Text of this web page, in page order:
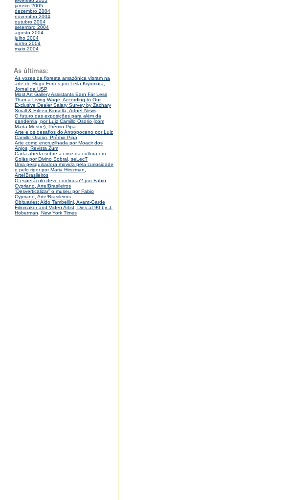
janeiro 2005
dezembro 2004
novembro 2004
outubro 2004
setembro 2004
agosto 2004
julho 2004
junho 2004
maio 2004
As últimas:
As vozes da floresta amazônica vibram na
arte de Hugo Fortes por Leila Kiyomura,
Jornal da USP
Most Art Gallery Assistants Earn Far Less
Than a Living Wage, According to Our
Exclusive Dealer Salary Survey by Zachary
Small & Eileen Kinsella, Artnet News
O futuro das exposições para além da
pandemia, por Luiz Camillo Osorio (com
Marta Mestre), Prêmio Pipa
Arte e os desafios do Antropoceno por Luiz
Camillo Osorio, Prêmio Pipa
Arte como encruzilhada por Moacir dos
Anjos, Revista Zum
Carta aberta sobre a crise da cultura em
Goiás por Divino Sobral, seLecT
Uma pesquisadora movida pela curiosidade
e pelo rigor por Maria Hirszman,
Arte!Brasileiros
O espetáculo deve continuar? por Fabio
Cypriano, Arte!Brasileiros
“Desverticalizar” o museu por Fabio
Cypriano, Arte!Brasileiros
Obituaries: Aldo Tambellini, Avant-Garde
Filmmaker and Video Artist, Dies at 90 by J.
Hoberman, New York Times